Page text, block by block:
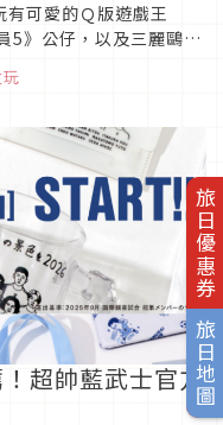
旅日優惠券
旅日地圖
可愛的Ｑ版遊戲王
》公仔，以及三麗鷗角
年7月最新日本盒玩，有
超帥藍武士官方